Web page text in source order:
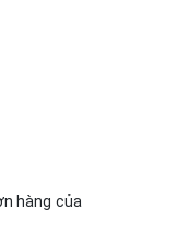
hàng của